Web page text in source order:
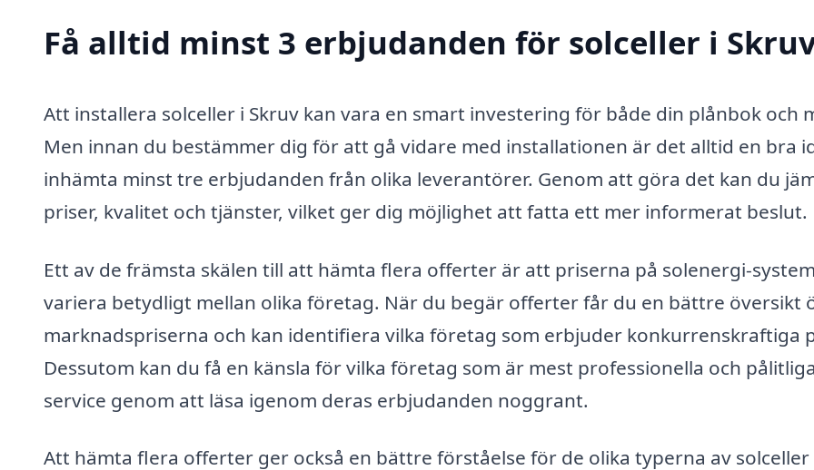
Få alltid minst 3 erbjudanden för solceller i
Att installera solceller i Skruv kan vara en smart investering för både din plånbok och
Men innan du bestämmer dig för att gå vidare med installationen är det alltid en bra
inhämta minst tre erbjudanden från olika leverantörer. Genom att göra det kan du
priser, kvalitet och tjänster, vilket ger dig möjlighet att fatta ett mer informerat beslut.
Ett av de främsta skälen till att hämta flera offerter är att priserna på solenergi-
variera betydligt mellan olika företag. När du begär offerter får du en bättre översikt
marknadspriserna och kan identifiera vilka företag som erbjuder konkurrenskraftiga
Dessutom kan du få en känsla för vilka företag som är mest professionella och
service genom att läsa igenom deras erbjudanden noggrant.
Att hämta flera offerter ger också en bättre förståelse för de olika typerna av solceller